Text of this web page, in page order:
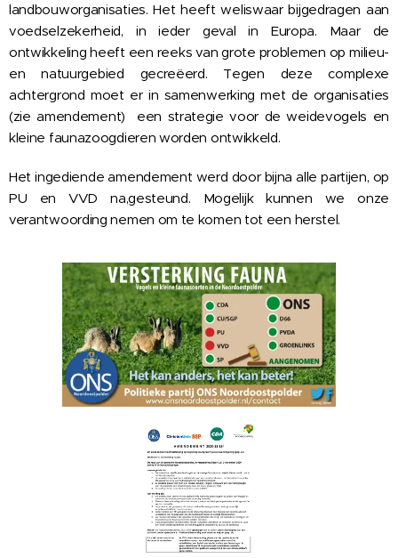
landbouworganisaties. Het heeft weliswaar bijgedragen aan
voedselzekerheid, in ieder geval in Europa. Maar de
ontwikkeling heeft een reeks van grote problemen op milieu-
en natuurgebied gecreëerd. Tegen deze complexe
achtergrond moet er in samenwerking met de organisaties
(zie amendement) een strategie voor de weidevogels en
kleine faunazoogdieren worden ontwikkeld.
Het ingediende amendement werd door bijna alle partijen, op
PU en VVD na,gesteund. Mogelijk kunnen we onze
verantwoording nemen om te komen tot een herstel.